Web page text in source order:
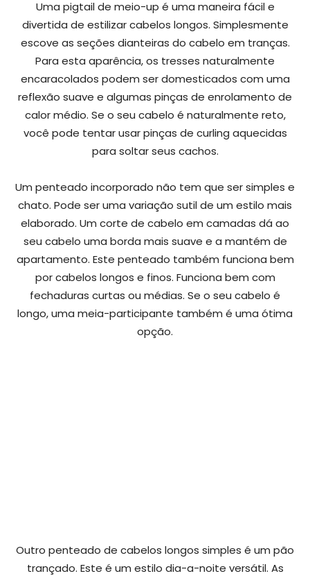
Uma pigtail de meio-up é uma maneira fácil e
divertida de estilizar cabelos longos. Simplesmente
escove as seções dianteiras do cabelo em tranças.
Para esta aparência, os tresses naturalmente
encaracolados podem ser domesticados com uma
reflexão suave e algumas pinças de enrolamento de
calor médio. Se o seu cabelo é naturalmente reto,
você pode tentar usar pinças de curling aquecidas
para soltar seus cachos.
Um penteado incorporado não tem que ser simples e
chato. Pode ser uma variação sutil de um estilo mais
elaborado. Um corte de cabelo em camadas dá ao
seu cabelo uma borda mais suave e a mantém de
apartamento. Este penteado também funciona bem
por cabelos longos e finos. Funciona bem com
fechaduras curtas ou médias. Se o seu cabelo é
longo, uma meia-participante também é uma ótima
opção.
Outro penteado de cabelos longos simples é um pão
trançado. Este é um estilo dia-a-noite versátil. As